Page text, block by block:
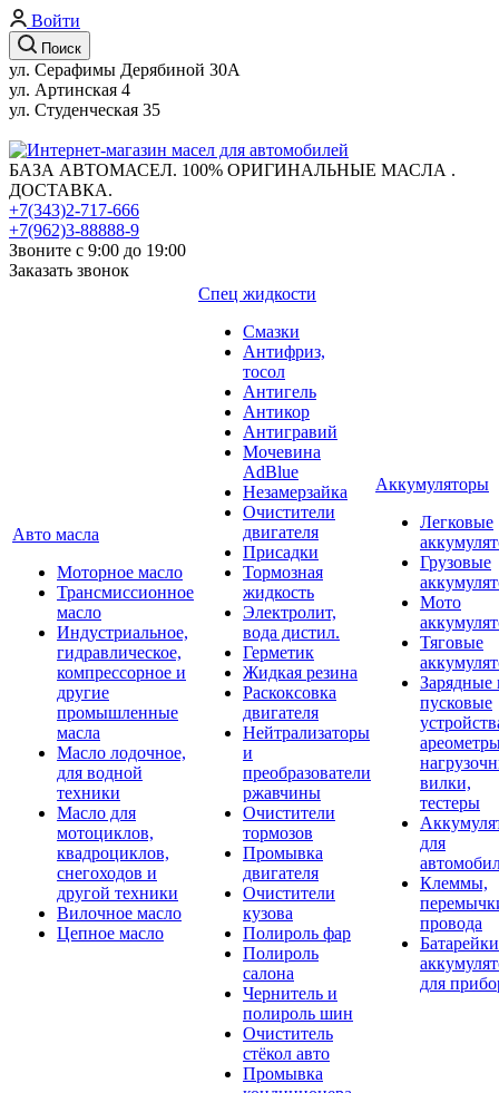
Войти
Поиск
ул. Серафимы Дерябиной 30А
ул. Артинская 4
ул. Студенческая 35
БАЗА АВТОМАСЕЛ. 100% ОРИГИНАЛЬНЫЕ МАСЛА .
ДОСТАВКА.
+7(343)2-717-666
+7(962)3-88888-9
Звоните с 9:00 до 19:00
Заказать звонок
Авто масла
Моторное масло
Трансмиссионное
масло
Индустриальное,
гидравлическое,
компрессорное и
другие
промышленные
масла
Масло лодочное,
для водной
техники
Масло для
мотоциклов,
квадроциклов,
снегоходов и
другой техники
Вилочное масло
Цепное масло
Спец жидкости
Смазки
Антифриз,
тосол
Антигель
Антикор
Антигравий
Мочевина
AdBlue
Незамерзайка
Очистители
двигателя
Присадки
Тормозная
жидкость
Электролит,
вода дистил.
Герметик
Жидкая резина
Раскоксовка
двигателя
Нейтрализаторы
и
преобразователи
ржавчины
Очистители
тормозов
Промывка
двигателя
Очистители
кузова
Полироль фар
Полироль
салона
Чернитель и
полироль шин
Очиститель
стёкол авто
Промывка
Аккумуляторы
Легковые
Грузовые
Мото
Тяговые
Зарядные
пусковые
вилки,
тестеры
для
Клеммы,
провода
для